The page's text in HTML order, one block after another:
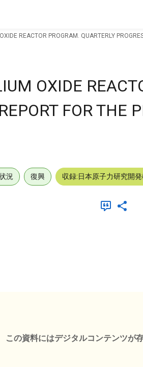
REACTOR PROGRAM. QUARTERLY
OXIDE
FOR THE
況 復興 収録:日本原子力研究開
この資料にはデジタルコンテンツが